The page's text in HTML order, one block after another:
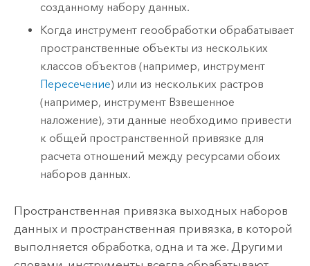
созданному набору данных.
Когда инструмент геообработки обрабатывает
пространственные объекты из нескольких
классов объектов (например, инструмент
Пересечение) или из нескольких растров
(например, инструмент Взвешенное
наложение), эти данные необходимо привести
к общей пространственной привязке для
расчета отношений между ресурсами обоих
наборов данных.
Пространственная привязка выходных наборов
данных и пространственная привязка, в которой
выполняется обработка, одна и та же. Другими